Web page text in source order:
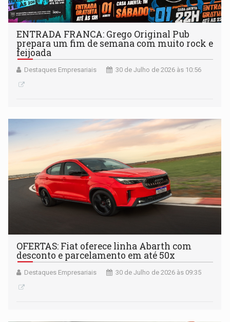
ENTRADA FRANCA: Grego Original Pub
prepara um fim de semana com muito rock e
feijoada
Destaques Empresariais 30 de Julho de 2026 às 10:56
OFERTAS: Fiat oferece linha Abarth com
desconto e parcelamento em até 50x
Destaques Empresariais 30 de Julho de 2026 às 09:35